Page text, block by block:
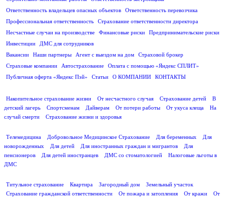
Ответственность владельцев опасных объектов
Ответственность перевозчика
Профессиональная ответственность
Страхование ответственности директора
Несчастные случаи на производстве
Финансовые риски
Предпринимательские риски
Инвестиции
ДМС для сотрудников
Вакансии
Наши партнеры Агент с выездом на дом
Страховой брокер
Страховые компании
Автострахование
Оплата с помощью «Яндекс СПЛИТ»
Публичная оферта «Яндекс Пэй»
Статьи О КОМПАНИИ
КОНТАКТЫ
Накопительное страхование жизни
От несчастного случая Страхование детей
В
детский лагерь
Спортсменам Дайверам От потери работы От укуса клеща
На
случай смерти
Страхование жизни и здоровья
Телемедицина
Добровольное Медицинское Страхование Для беременных
Для
новорожденных
Для детей Для иностранных граждан и мигрантов
Для
пенсионеров
Для детей иностранцев ДМС со стоматологией
Налоговые льготы в
ДМС
Титульное страхование
Квартира Загородный дом
Земельный участок
Страхование гражданской ответственности
От пожара и затопления От кражи
От